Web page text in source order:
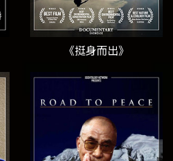
《挺身而出》